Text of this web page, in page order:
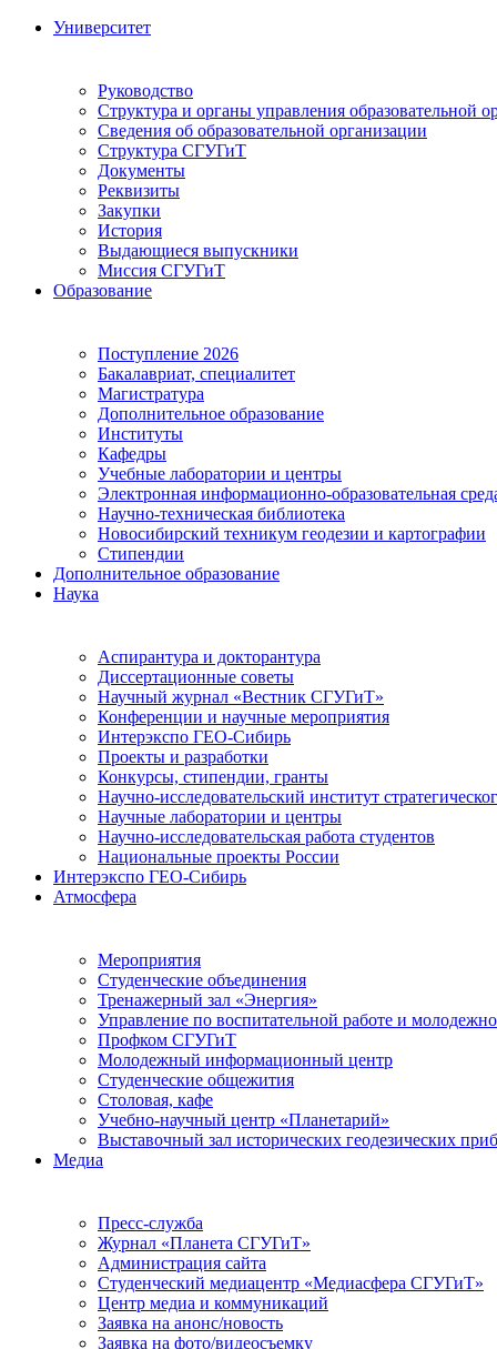
Университет
Руководство
Структура и органы управления образовательной
Сведения об образовательной организации
Структура СГУГиТ
Документы
Реквизиты
Закупки
История
Выдающиеся выпускники
Миссия СГУГиТ
Образование
Поступление 2026
Бакалавриат, специалитет
Магистратура
Дополнительное образование
Институты
Кафедры
Учебные лаборатории и центры
Электронная информационно-образовательная
Научно-техническая библиотека
Новосибирский техникум геодезии и картографии
Стипендии
Дополнительное образование
Наука
Аспирантура и докторантура
Диссертационные советы
Научный журнал «Вестник СГУГиТ»
Конференции и научные мероприятия
Интерэкспо ГЕО-Сибирь
Проекты и разработки
Конкурсы, стипендии, гранты
Научно-исследовательский институт
Научные лаборатории и центры
Научно-исследовательская работа студентов
Национальные проекты России
Интерэкспо ГЕО-Сибирь
Атмосфера
Мероприятия
Студенческие объединения
Тренажерный зал «Энергия»
Управление по воспитательной работе и
Профком СГУГиТ
Молодежный информационный центр
Студенческие общежития
Столовая, кафе
Учебно-научный центр «Планетарий»
Выставочный зал исторических геодезических
Медиа
Пресс-служба
Журнал «Планета СГУГиТ»
Администрация сайта
Студенческий медиацентр «Медиасфера СГУГиТ»
Центр медиа и коммуникаций
Заявка на анонс/новость
Заявка на фото/видеосъемку